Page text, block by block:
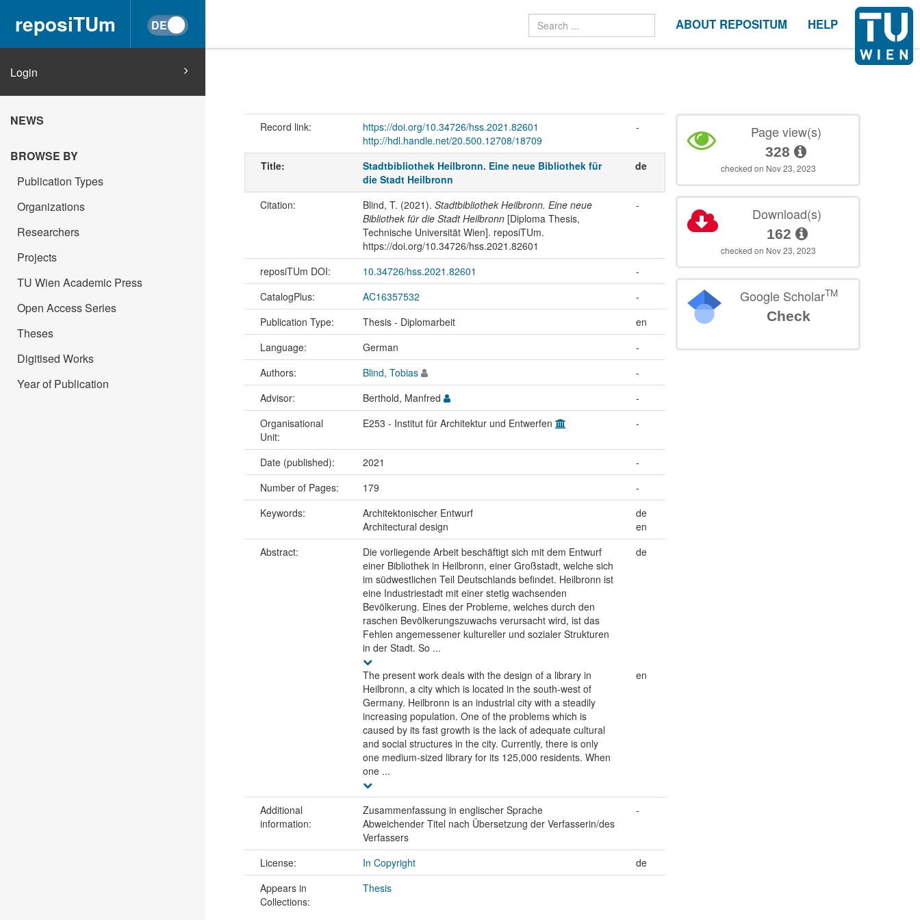
reposiTUm ABOUT REPOSITUM HELP
Login
NEWS
BROWSE BY
Publication Types
Organizations
Researchers
Projects
TU Wien Academic Press
Open Access Series
Theses
Digitised Works
Year of Publication
Record link:
https://doi.org/10.34726/hss.2021.82601
http://hdl.handle.net/20.500.12708/18709
-
Title:
Stadtbibliothek Heilbronn. Eine neue Bibliothek für
die Stadt Heilbronn
de
Citation: Blind, T. (2021). Stadtbibliothek Heilbronn. Eine neue
Bibliothek für die Stadt Heilbronn[Diploma Thesis,
Technische Universität Wien]. reposiTUm.
https://doi.org/10.34726/hss.2021.82601
-
reposiTUm DOI: 10.34726/hss.2021.82601
-
CatalogPlus:
AC16357532
-
Publication Type:
Thesis - Diplomarbeit
en
Language:
German
-
Authors:
Blind, Tobias
-
Advisor:
Berthold, Manfred
-
Organisational
Unit:
E253 - Institut für Architektur und Entwerfen -
Date (published): 2021
-
Number of Pages:
179
-
Keywords:
Architektonischer Entwurf
de
Architectural design
en
Abstract:
Die vorliegende Arbeit beschäftigt sich mit dem Entwurf
einer Bibliothek in Heilbronn, einer Großstadt, welche sich
im südwestlichen Teil Deutschlands befindet. Heilbronn ist
eine Industriestadt mit einer stetig wachsenden
Bevölkerung. Eines der Probleme, welches durch den
raschen Bevölkerungszuwachs verursacht wird, ist das
Fehlen angemessener kultureller und sozialer Strukturen
in der Stadt. So ...
de
The present work deals with the design of a library in
Heilbronn, a city which is located in the south-west of
Germany. Heilbronn is an industrial city with a steadily
increasing population. One of the problems which is
caused by its fast growth is the lack of adequate cultural
and social structures in the city. Currently, there is only
one medium-sized library for its 125,000 residents. When
one ...
en
Additional
information:
Zusammenfassung in englischer Sprache
Abweichender Titel nach Übersetzung der Verfasserin/des
Verfassers
-
License: In Copyright
de
Appears in
Collections:
Thesis
Page view(s)
328
checked on Nov 23, 2023
Download(s)
162
checked on Nov 23, 2023
Google ScholarTM
Check